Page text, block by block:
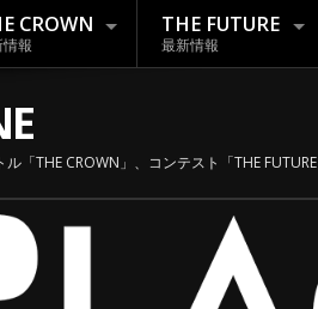
CROWN
報
THE FUTURE
最新情報
「THE CROWN」、コンテスト「THE